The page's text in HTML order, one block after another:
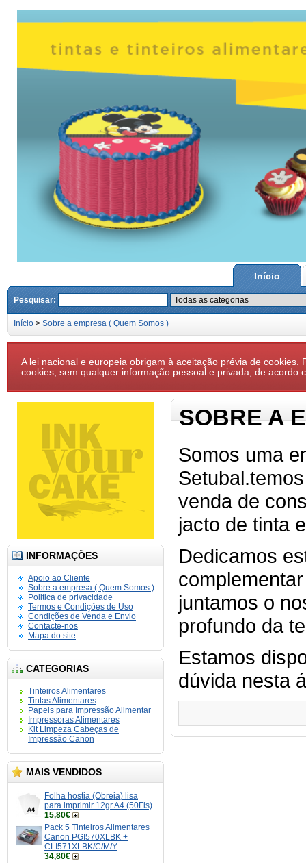
Início
Pesquisar:
Início > Sobre a empresa ( Quem Somos )
A lei nacional e europeia obrigam à aceitação prévia de
cookies, sem qualquer informação pessoal e privada, de acordo
INFORMAÇÕES
Apoio ao Cliente
Sobre a empresa ( Quem Somos )
Politica de privacidade
Termos e Condições de Uso
Condições de Venda e Envio
Contacte-nos
Mapa do site
CATEGORIAS
Tinteiros Alimentares
Tintas Alimentares
Papeis para Impressão Alimentar
Impressoras Alimentares
Kit Limpeza Cabeças de
Impressão Canon
MAIS VENDIDOS
Folha hostia (Obreia) lisa
para imprimir 12gr A4 (50Fls)
15,80€
Pack 5 Tinteiros Alimentares
Canon PGI570XLBK +
CLI571XLBK/C/M/Y
34,80€
SOBRE A
Somos uma
venda de
jacto de tinta
Dedicamos
juntamos o
profundo da
Estamos
dúvida nesta